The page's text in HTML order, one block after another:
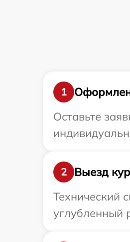
1
Оставьте
2
Выезд
Технический
углубленный